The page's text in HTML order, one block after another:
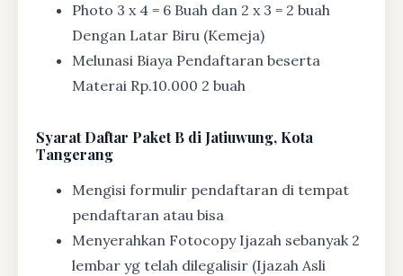
Photo 3 x 4 = 6 Buah dan 2 x 3 = 2 buah
Dengan Latar Biru (Kemeja)
Melunasi Biaya Pendaftaran beserta
Materai Rp.10.000 2 buah
SyaratDaftar Paket B di Jatiuwung, Kota
Tangerang
Mengisi formulir pendaftaran di tempat
pendaftaran atau bisa
Menyerahkan Fotocopy Ijazah sebanyak 2
lembar yg telah dilegalisir (Ijazah Asli